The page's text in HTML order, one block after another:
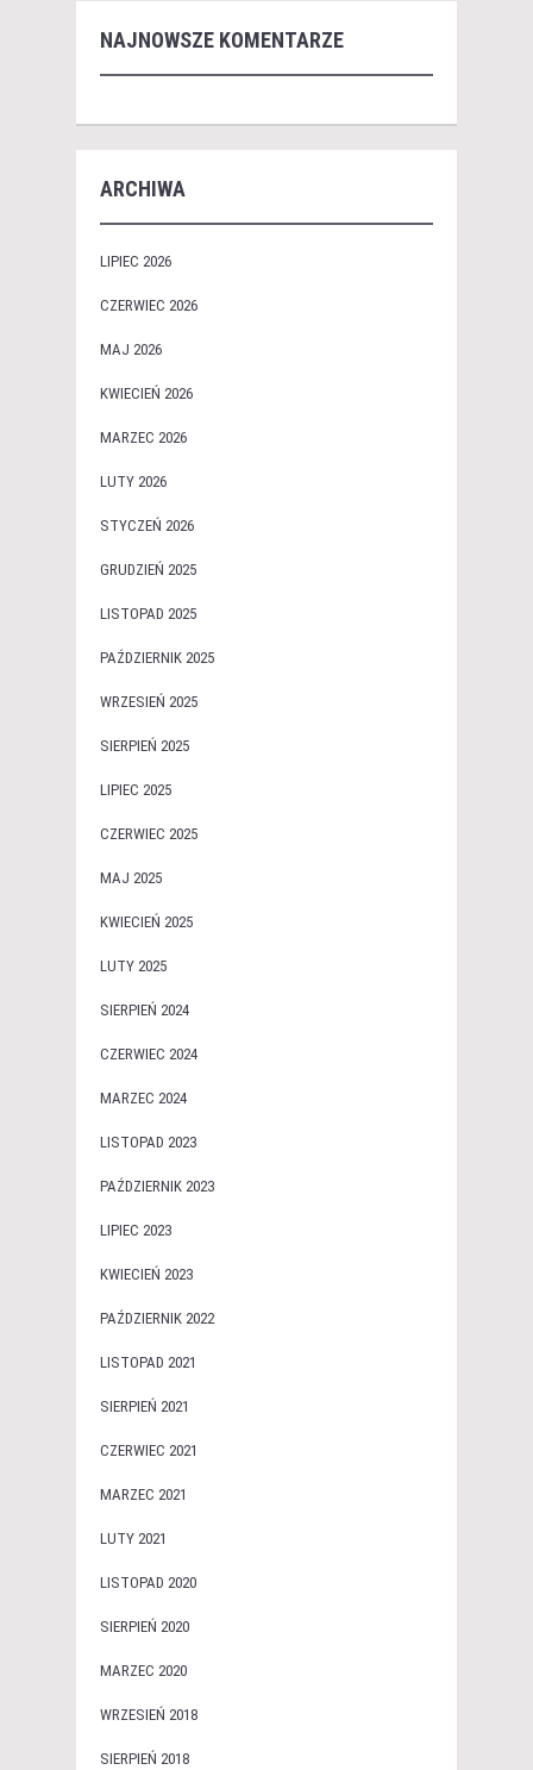
NAJNOWSZE KOMENTARZE
ARCHIWA
LIPIEC 2026
CZERWIEC 2026
MAJ 2026
KWIECIEŃ 2026
MARZEC 2026
LUTY 2026
STYCZEŃ 2026
GRUDZIEŃ 2025
LISTOPAD 2025
PAŹDZIERNIK 2025
WRZESIEŃ 2025
SIERPIEŃ 2025
LIPIEC 2025
CZERWIEC 2025
MAJ 2025
KWIECIEŃ 2025
LUTY 2025
SIERPIEŃ 2024
CZERWIEC 2024
MARZEC 2024
LISTOPAD 2023
PAŹDZIERNIK 2023
LIPIEC 2023
KWIECIEŃ 2023
PAŹDZIERNIK 2022
LISTOPAD 2021
SIERPIEŃ 2021
CZERWIEC 2021
MARZEC 2021
LUTY 2021
LISTOPAD 2020
SIERPIEŃ 2020
MARZEC 2020
WRZESIEŃ 2018
SIERPIEŃ 2018